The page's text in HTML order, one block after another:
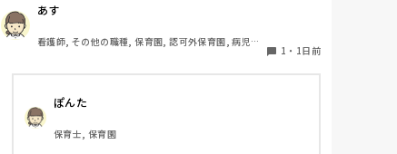
集中できません。1歳児クラスです、玩具で遊ばせな
がら、何人かずつよんで、やっています。何か、いい
アイデアや、工夫など、何でもいいので、教えて下さ
い。
あす
看護師, その他の職種, 保育園, 認可外保育園, 病児保
1 ・ 1日前
ぽんた
保育士, 保育園